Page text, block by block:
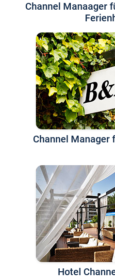
Channel Manaager
Channel Manager
Hotel